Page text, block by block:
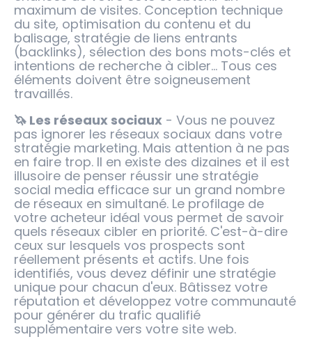
maximum de visites. Conception technique
du site, optimisation du contenu et du
balisage, stratégie de liens entrants
(backlinks), sélection des bons mots-clés et
intentions de recherche à cibler... Tous ces
éléments doivent être soigneusement
travaillés.
🦄 Les réseaux sociaux - Vous ne pouvez
pas ignorer les réseaux sociaux dans votre
stratégie marketing. Mais attention à ne pas
en faire trop. Il en existe des dizaines et il est
illusoire de penser réussir une stratégie
social media efficace sur un grand nombre
de réseaux en simultané. Le profilage de
votre acheteur idéal vous permet de savoir
quels réseaux cibler en priorité. C'est-à-dire
ceux sur lesquels vos prospects sont
réellement présents et actifs. Une fois
identifiés, vous devez définir une stratégie
unique pour chacun d'eux. Bâtissez votre
réputation et développez votre communauté
pour générer du trafic qualifié
supplémentaire vers votre site web.